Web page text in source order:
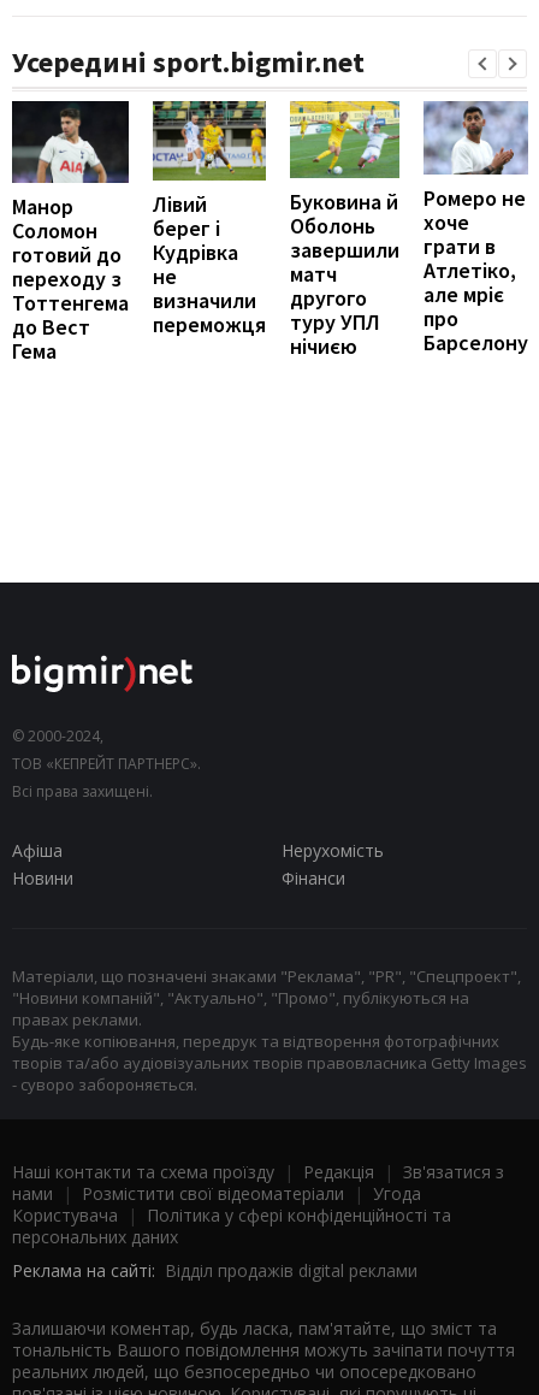
Усередині sport.bigmir.net
Манор
Соломон
готовий до
переходу з
Тоттенгема
до Вест
Гема
Лівий
берег і
Кудрівка
не
визначили
переможця
Буковина й
Оболонь
завершили
матч
другого
туру УПЛ
нічиєю
Ромеро не
хоче
грати в
Атлетіко,
але мріє
про
Барселону
© 2000-2024,
ТОВ «КЕПРЕЙТ ПАРТНЕРС».
Всі права захищені.
Афіша
Нерухомість
Новини
Фінанси
Матеріали, що позначені знаками "Реклама", "PR", "Спецпроект",
"Новини компаній", "Актуально", "Промо", публікуються на
правах реклами.
Будь-яке копіювання, передрук та відтворення фотографічних
творів та/або аудіовізуальних творів правовласника Getty Images
- суворо забороняється.
Наші контакти та схема проїзду | Редакція | Зв'язатися з
нами | Розмістити свої відеоматеріали | Угода
Користувача |
Політика у сфері конфіденційності та
персональних даних
Реклама на сайті: Відділ продажів digital реклами
Залишаючи коментар, будь ласка, пам'ятайте, що зміст та
тональність Вашого повідомлення можуть зачіпати почуття
реальних людей, що безпосередньо чи опосередковано